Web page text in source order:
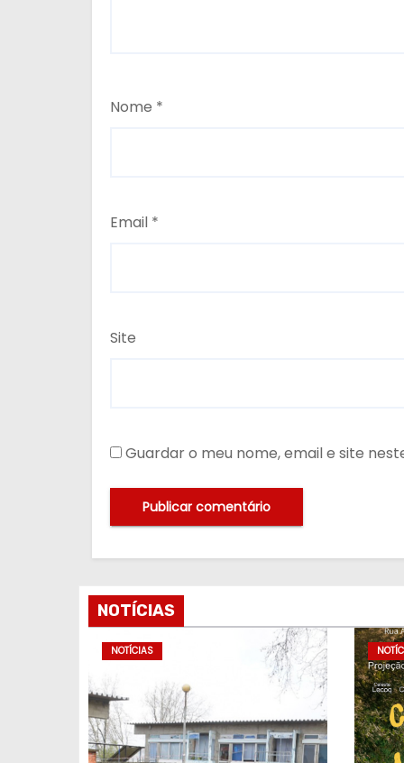
Nome *
Email *
Site
Guardar o meu nome, email e site
NOTÍCIAS
NOTÍCIAS